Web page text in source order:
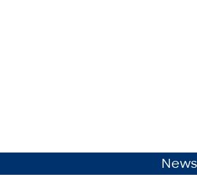
News